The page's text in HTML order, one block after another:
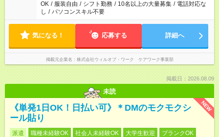
OK / 服装自由 / シフト勤務 / 10名以上の大量募集 / 電話対応な
し / パソコンスキル不要
気になる！ 応募する 詳細へ
掲載元企業名 株式会社ウィルオブ・ワーク ケアワーク事業部
掲載日：2026.08.09
未読
NEW
《単発1日OK！日払い可》＊DMのモクモクシ
ール貼り
派遣 職種未経験OK 社会人未経験OK 大学生歓迎
ブランクOK